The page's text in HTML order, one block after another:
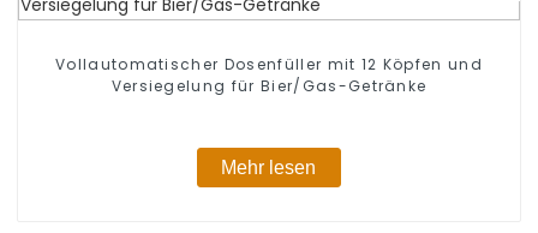
Vollautomatischer Dosenfüller mit 12 Köpfen und
Versiegelung für Bier/Gas-Getränke
Mehr lesen